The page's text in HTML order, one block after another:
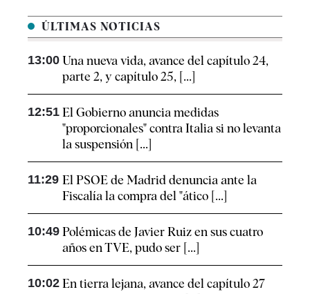
ÚLTIMAS NOTICIAS
13:00 Una nueva vida, avance del capítulo 24,
parte 2, y capítulo 25, [...]
12:51 El Gobierno anuncia medidas
"proporcionales" contra Italia si no levanta
la suspensión [...]
11:29 El PSOE de Madrid denuncia ante la
Fiscalía la compra del "ático [...]
10:49 Polémicas de Javier Ruiz en sus cuatro
años en TVE, pudo ser [...]
10:02 En tierra lejana, avance del capítulo 27